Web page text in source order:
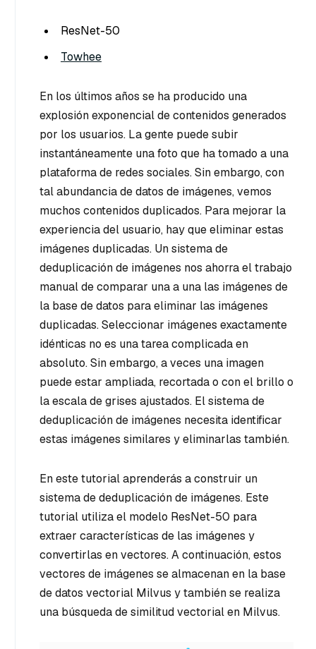
ResNet-50
Towhee
En los últimos años se ha producido una
explosión exponencial de contenidos generados
por los usuarios. La gente puede subir
instantáneamente una foto que ha tomado a una
plataforma de redes sociales. Sin embargo, con
tal abundancia de datos de imágenes, vemos
muchos contenidos duplicados. Para mejorar la
experiencia del usuario, hay que eliminar estas
imágenes duplicadas. Un sistema de
deduplicación de imágenes nos ahorra el trabajo
manual de comparar una a una las imágenes de
la base de datos para eliminar las imágenes
duplicadas. Seleccionar imágenes exactamente
idénticas no es una tarea complicada en
absoluto. Sin embargo, a veces una imagen
puede estar ampliada, recortada o con el brillo o
la escala de grises ajustados. El sistema de
deduplicación de imágenes necesita identificar
estas imágenes similares y eliminarlas también.
En este tutorial aprenderás a construir un
sistema de deduplicación de imágenes. Este
tutorial utiliza el modelo ResNet-50 para
extraer características de las imágenes y
convertirlas en vectores. A continuación, estos
vectores de imágenes se almacenan en la base
de datos vectorial Milvus y también se realiza
una búsqueda de similitud vectorial en Milvus.